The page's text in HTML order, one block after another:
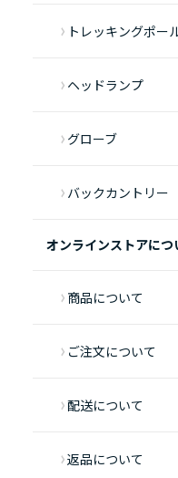
トレッキングポー
ヘッドランプ
グローブ
バックカントリー
オンラインストアにつ
商品について
ご注文について
配送について
返品について